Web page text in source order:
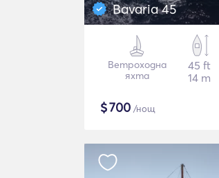
Bavaria 45
Ветроходна
яхта
45 ft
14 m
$700 /нощ